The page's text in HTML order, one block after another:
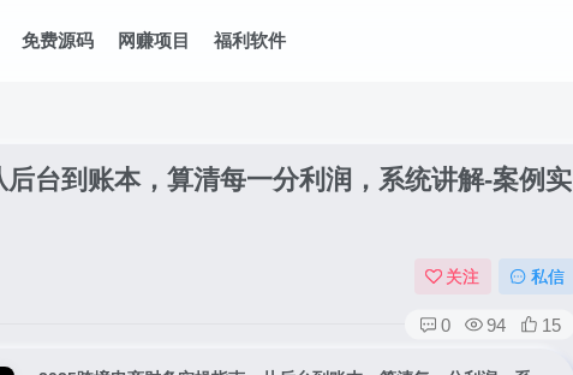
免费源码 网赚项目 福利软件
台到账本，算清每一分利润，系统讲解-案例实
关注 私信
0 94 15